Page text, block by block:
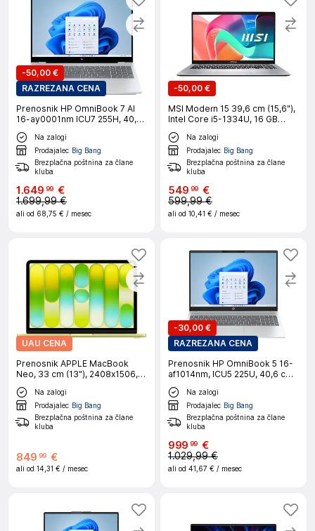
-50,00 €
RAZREZANA CENA
Prenosnik HP OmniBook 7 AI
16-ay0001nm ICU7 255H, 40,6
cm (16"), 32 GB RAM, 2 TB SSD,
W11P, srebrn
Na zalogi
Prodajalec Big Bang
Brezplačna poštnina za člane
kluba
1 .649 99 €
1.699,99 €
ali od 68,75 € / mesec
-50,00 €
MSI Modern 15 39,6 cm (15,6"),
Intel Core i5-1334U, 16 GB
RAM, 512 GB SSD, W11H siv
prenosni računalnik
Na zalogi
Prodajalec Big Bang
Brezplačna poštnina za člane
kluba
549 99 €
599,99 €
ali od 10,41 € / mesec
UAU CENA
Prenosnik APPLE MacBook
Neo, 33 cm (13"), 2408x1506,
IPS, A18 Pro (6/5), 8 GB RAM,
512 GB SSD, Touch ID, Citrus,
macOS, CRO
Na zalogi
Prodajalec Big Bang
Brezplačna poštnina za člane
kluba
849 99 €
ali od 14,31 € / mesec
-30,00 €
RAZREZANA CENA
Prenosnik HP OmniBook 5 16-
af1014nm, ICU5 225U, 40,6 cm
(16"), 16 GB RAM, 1 TB SSD,
W11H, srebrn
Na zalogi
Prodajalec Big Bang
Brezplačna poštnina za člane
kluba
999 99 €
1.029,99 €
ali od 41,67 € / mesec